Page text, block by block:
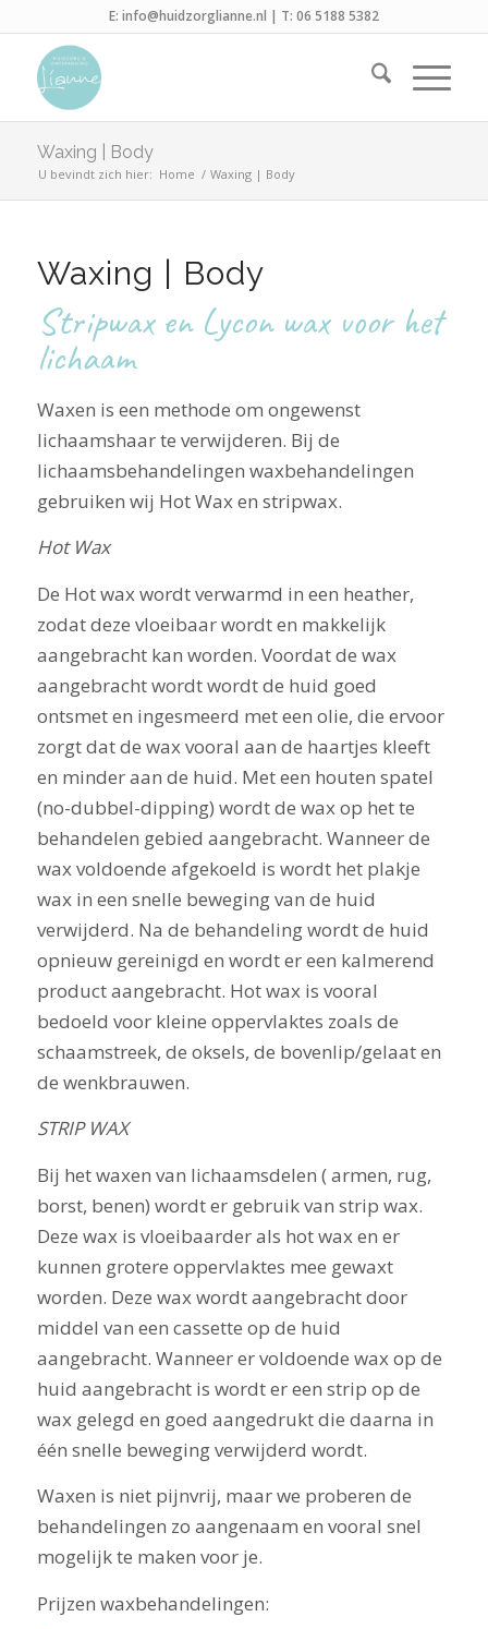
E: info@huidzorglianne.nl | T: 06 5188 5382
Waxing | Body
U bevindt zich hier: Home / Waxing | Body
Waxing | Body
Stripwax en Lycon wax voor het
lichaam
Waxen is een methode om ongewenst
lichaamshaar te verwijderen. Bij de
lichaamsbehandelingen waxbehandelingen
gebruiken wij Hot Wax en stripwax.
Hot Wax
De Hot wax wordt verwarmd in een heather,
zodat deze vloeibaar wordt en makkelijk
aangebracht kan worden. Voordat de wax
aangebracht wordt wordt de huid goed
ontsmet en ingesmeerd met een olie, die ervoor
zorgt dat de wax vooral aan de haartjes kleeft
en minder aan de huid. Met een houten spatel
(no-dubbel-dipping) wordt de wax op het te
behandelen gebied aangebracht. Wanneer de
wax voldoende afgekoeld is wordt het plakje
wax in een snelle beweging van de huid
verwijderd. Na de behandeling wordt de huid
opnieuw gereinigd en wordt er een kalmerend
product aangebracht. Hot wax is vooral
bedoeld voor kleine oppervlaktes zoals de
schaamstreek, de oksels, de bovenlip/gelaat en
de wenkbrauwen.
STRIP WAX
Bij het waxen van lichaamsdelen ( armen, rug,
borst, benen) wordt er gebruik van strip wax.
Deze wax is vloeibaarder als hot wax en er
kunnen grotere oppervlaktes mee gewaxt
worden. Deze wax wordt aangebracht door
middel van een cassette op de huid
aangebracht. Wanneer er voldoende wax op de
huid aangebracht is wordt er een strip op de
wax gelegd en goed aangedrukt die daarna in
één snelle beweging verwijderd wordt.
Waxen is niet pijnvrij, maar we proberen de
behandelingen zo aangenaam en vooral snel
mogelijk te maken voor je.
Prijzen waxbehandelingen: